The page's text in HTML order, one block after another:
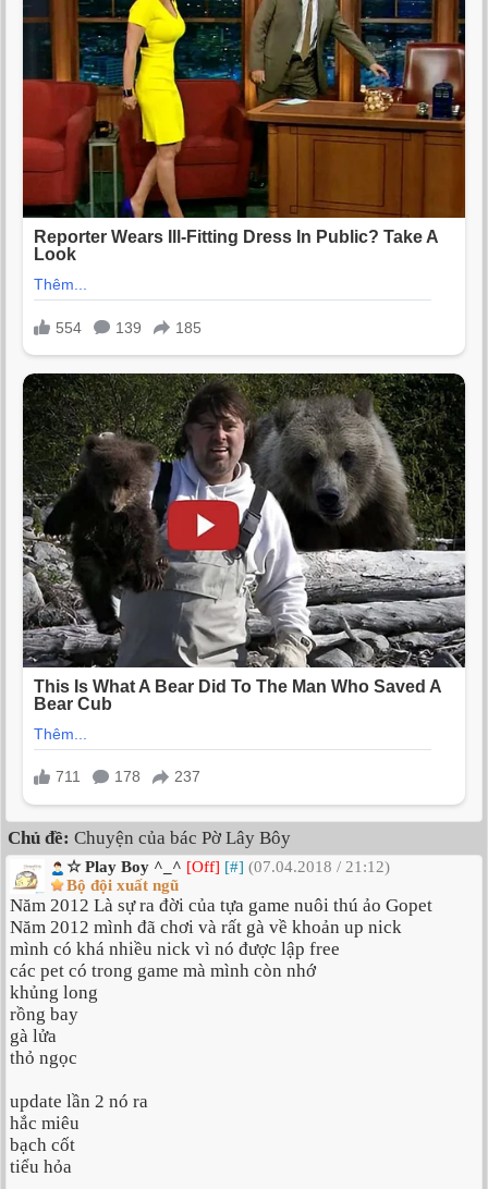
Chủ đề: Chuyện của bác Pờ Lây Bôy
☆ Play Boy ^_^ [Off] [#] (07.04.2018 / 21:12)
Bộ đội xuất ngũ
Năm 2012 Là sự ra đời của tựa game nuôi thú ảo Gopet
Năm 2012 mình đã chơi và rất gà về khoản up nick
mình có khá nhiều nick vì nó được lập free
các pet có trong game mà mình còn nhớ
khủng long
rồng bay
gà lửa
thỏ ngọc
update lần 2 nó ra
hắc miêu
bạch cốt
tiểu hỏa